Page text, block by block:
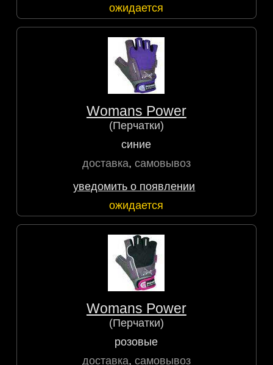
ожидается
Womans Power
(Перчатки)
синие
доставка, самовывоз
уведомить о появлении
ожидается
Womans Power
(Перчатки)
розовые
доставка, самовывоз